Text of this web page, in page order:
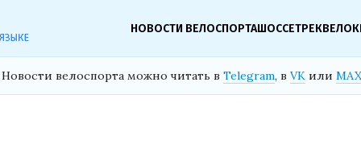
НОВОСТИ ВЕЛОСПОРТАШОССЕТРЕК
Новости велоспорта можно читать в Telegram, в VK или MAX